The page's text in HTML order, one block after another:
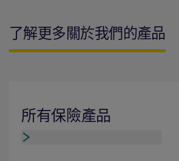
了解更多關於我們的產品
所有保險產品